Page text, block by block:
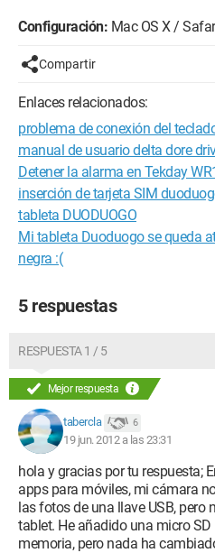
Configuración: Mac OS X /
Compartir
Enlaces relacionados:
problema de conexión del
manual de usuario delta dore
Detener la alarma en Tekday
inserción de tarjeta SIM
tableta DUODUOGO
Mi tableta Duoduogo se queda
negra :(
5 respuestas
RESPUESTA 1 / 5
Mejor respuesta
tabercla 6
19 jun. 2012 a las 23:31
hola y gracias por tu respuesta;
apps para móviles, mi cámara
las fotos de una llave USB, pero
tablet. He añadido una micro
memoria, pero nada ha